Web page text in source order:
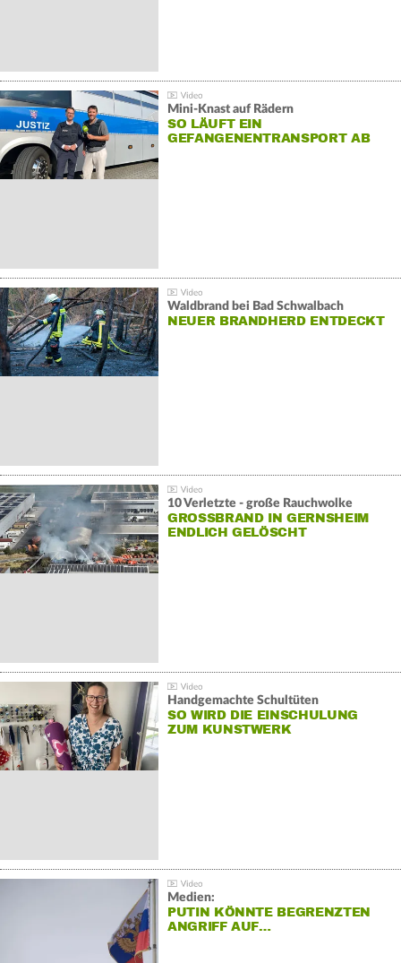
Mini-Knast auf Rädern
SO LÄUFT EIN
GEFANGENENTRANSPORT AB
Waldbrand bei Bad Schwalbach
NEUER BRANDHERD ENTDECKT
10 Verletzte - große Rauchwolke
GROSSBRAND IN GERNSHEIM E
NDLICH GELÖSCHT
Handgemachte Schultüten
SO WIRD DIE EINSCHULUNG
ZUM KUNSTWERK
Medien:
PUTIN KÖNNTE BEGRENZTEN
ANGRIFF AUF…